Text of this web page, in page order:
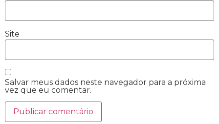
Site
Salvar meus dados neste navegador para a próxima
vez que eu comentar.